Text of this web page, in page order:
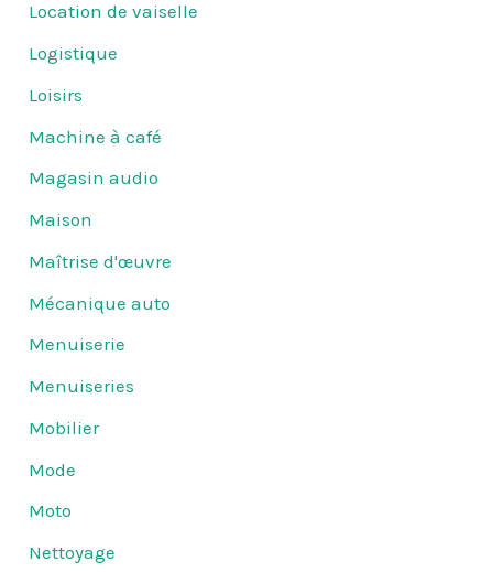
Location de vaiselle
Logistique
Loisirs
Machine à café
Magasin audio
Maison
Maîtrise d'œuvre
Mécanique auto
Menuiserie
Menuiseries
Mobilier
Mode
Moto
Nettoyage